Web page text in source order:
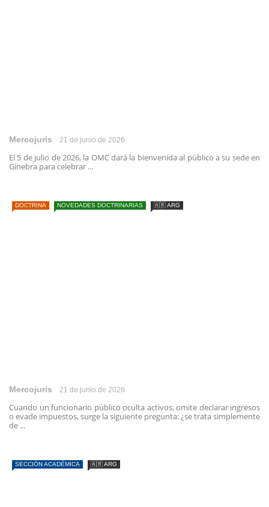
Mercojuris 21 de junio de 2026
El 5 de julio de 2026, la OMC dará la bienvenida al público a su sede en
Ginebra para celebrar ...
DOCTRINA NOVEDADES DOCTRINARIAS 🇦🇷 ARG
Mercojuris 21 de junio de 2026
Cuando un funcionario público oculta activos, omite declarar ingresos
o evade impuestos, surge la siguiente pregunta: ¿se trata simplemente
de ...
SECCIÓN ACADÉMICA 🇦🇷 ARG